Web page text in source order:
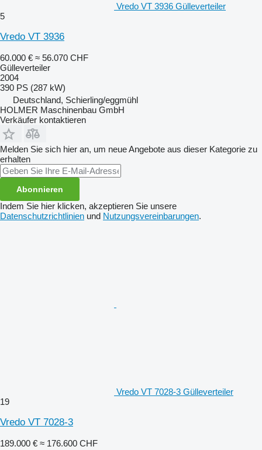
Vredo VT 3936 Gülleverteiler
5
Vredo VT 3936
60.000 € ≈ 56.070 CHF
Gülleverteiler
2004
390 PS (287 kW)
Deutschland, Schierling/eggmühl
HOLMER Maschinenbau GmbH
Verkäufer kontaktieren
Melden Sie sich hier an, um neue Angebote aus dieser Kategorie zu
erhalten
Abonnieren
Indem Sie hier klicken, akzeptieren Sie unsere
Datenschutzrichtlinien und Nutzungsvereinbarungen.
Vredo VT 7028-3 Gülleverteiler
19
Vredo VT 7028-3
189.000 € ≈ 176.600 CHF